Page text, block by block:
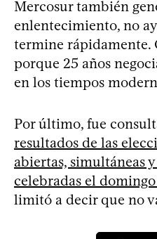
Mercosur también
enlentecimiento, no
termine rápidamente.
porque 25 años
en los tiempos
Por último, fue
resultados de las
abiertas, simultáneas
celebradas el
limitó a decir que no